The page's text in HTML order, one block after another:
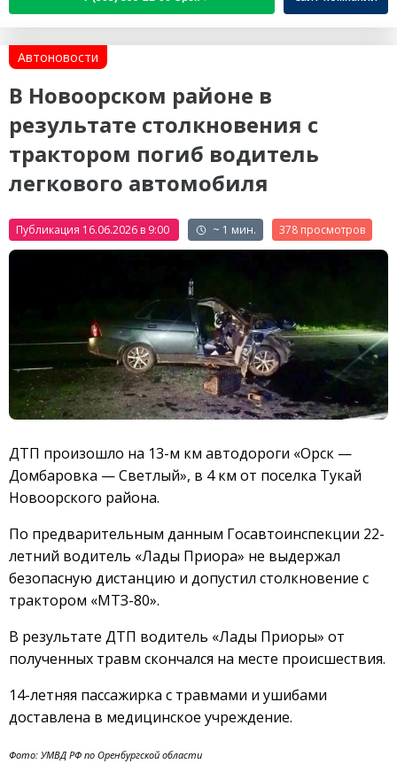
Автоновости
В Новоорском районе в
результате столкновения с
трактором погиб водитель
легкового автомобиля
Публикация 16.06.2026 в 9:00 ~ 1 мин. 378
ДТП произошло на 13-м км автодороги «Орск —
Домбаровка — Светлый», в 4 км от поселка Тукай
Новоорского района.
По предварительным данным Госавтоинспекции 22-
летний водитель «Лады Приора» не выдержал
безопасную дистанцию и допустил столкновение с
трактором «МТЗ-80».
В результате ДТП водитель «Лады Приоры» от
полученных травм скончался на месте происшествия.
14-летняя пассажирка с травмами и ушибами
доставлена в медицинское учреждение.
Фото: УМВД РФ по Оренбургской области